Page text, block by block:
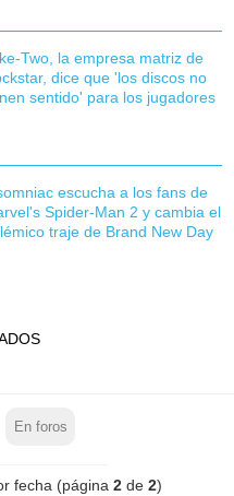
Two, la empresa matriz de
dice que 'los discos no
sentido' para los jugadores
escucha a los fans de
Spider-Man 2 y cambia el
traje de Brand New Day
En foros
fecha (página 2de 2)